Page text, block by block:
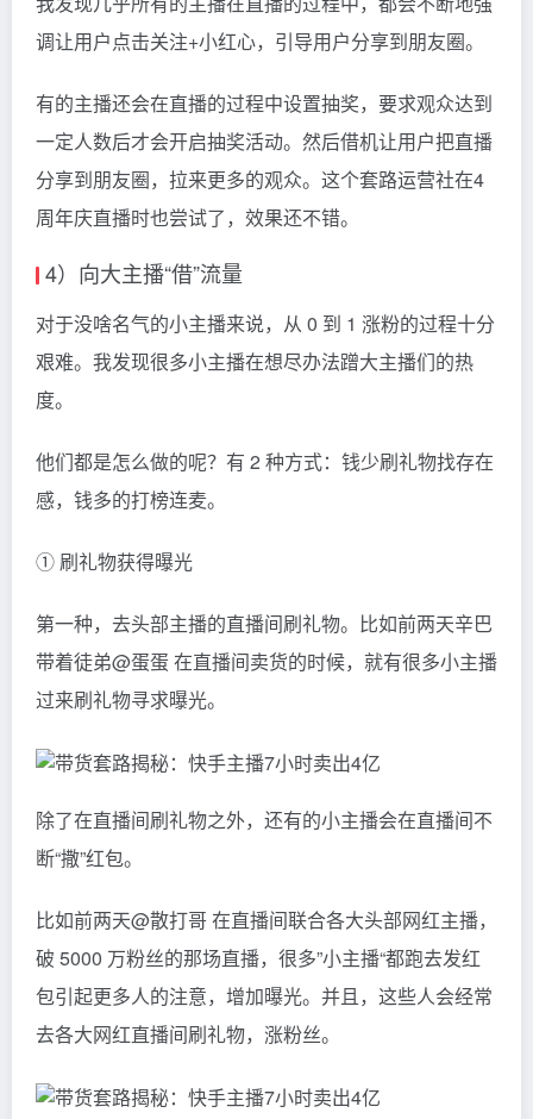
调让用户点击关注+小红心，引导用户分享到朋友圈。
有的主播还会在直播的过程中设置抽奖，要求观众达到
一定人数后才会开启抽奖活动。然后借机让用户把直播
分享到朋友圈，拉来更多的观众。这个套路运营社在4
周年庆直播时也尝试了，效果还不错。
4）向大主播“借”流量
对于没啥名气的小主播来说，从 0 到 1 涨粉的过程十分
艰难。我发现很多小主播在想尽办法蹭大主播们的热
度。
他们都是怎么做的呢？有 2 种方式：钱少刷礼物找存在
感，钱多的打榜连麦。
① 刷礼物获得曝光
第一种，去头部主播的直播间刷礼物。比如前两天辛巴
带着徒弟@蛋蛋 在直播间卖货的时候，就有很多小主播
过来刷礼物寻求曝光。
除了在直播间刷礼物之外，还有的小主播会在直播间不
断“撒”红包。
比如前两天@散打哥 在直播间联合各大头部网红主播，
破 5000 万粉丝的那场直播，很多”小主播“都跑去发红
包引起更多人的注意，增加曝光。并且，这些人会经常
去各大网红直播间刷礼物，涨粉丝。